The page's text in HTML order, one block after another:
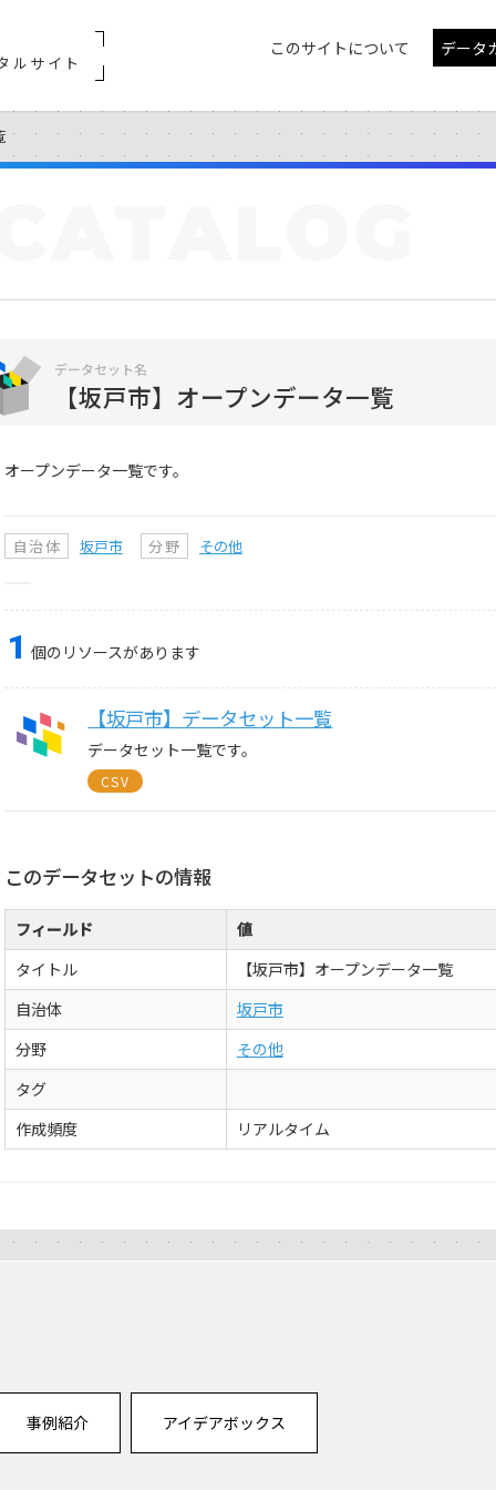
ルサイト
このサイトについて データ
データセット名
【坂戸市】オープンデータ一覧
オープンデータ一覧です。
自治体 坂戸市 分野 その他
1 個のリソースがあります
【坂戸市】データセット一覧
データセット一覧です。
CSV
このデータセットの情報
フィールド
値
タイトル
【坂戸市】オープンデータ一覧
自治体
坂戸市
分野
その他
タグ
作成頻度
リアルタイム
事例紹介 アイデアボックス